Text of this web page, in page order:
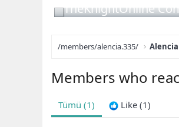
TheKnightOnline
/members/alencia.335/ Alencia
Members who
Tümü (1) Like (1)